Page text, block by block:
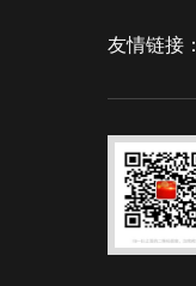
友情链接：